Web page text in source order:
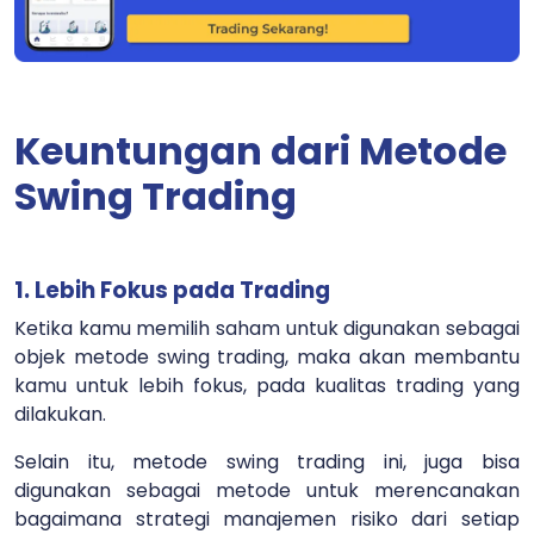
Keuntungan dari Metode
Swing Trading
1. Lebih Fokus pada Trading
Ketika kamu memilih saham untuk digunakan sebagai
objek metode swing trading, maka akan membantu
kamu untuk lebih fokus, pada kualitas trading yang
dilakukan.
Selain itu, metode swing trading ini, juga bisa
digunakan sebagai metode untuk merencanakan
bagaimana strategi manajemen risiko dari setiap